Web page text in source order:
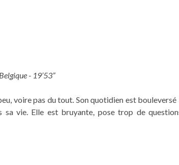
- 19’53”
voire pas du tout. Son quotidien est
sa vie. Elle est bruyante, pose trop de